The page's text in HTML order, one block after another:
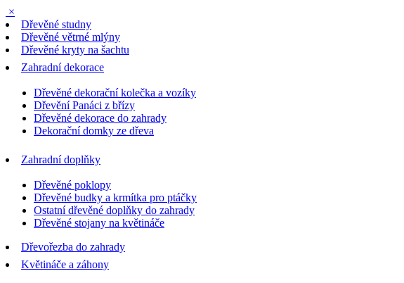
×
Dřevěné studny
Dřevěné větrné mlýny
Dřevěné kryty na šachtu
Zahradní dekorace
Dřevěné dekorační kolečka a vozíky
Dřevění Panáci z břízy
Dřevěné dekorace do zahrady
Dekorační domky ze dřeva
Zahradní doplňky
Dřevěné poklopy
Dřevěné budky a krmítka pro ptáčky
Ostatní dřevěné doplňky do zahrady
Dřevěné stojany na květináče
Dřevořezba do zahrady
Květináče a záhony